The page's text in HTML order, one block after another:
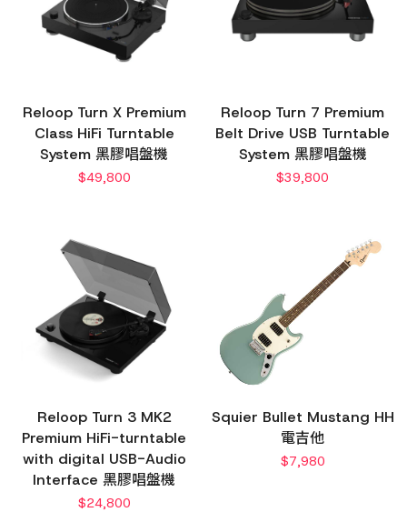
Reloop Turn X Premium
Class HiFi Turntable
System 黑膠唱盤機
$49,800
Reloop Turn 7 Premium
Belt Drive USB Turntable
System 黑膠唱盤機
$39,800
Reloop Turn 3 MK2
Premium HiFi-turntable
with digital USB-Audio
Interface 黑膠唱盤機
$24,800
Squier Bullet Mustang HH
電吉他
$7,980